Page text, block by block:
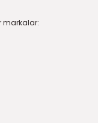
markalar: